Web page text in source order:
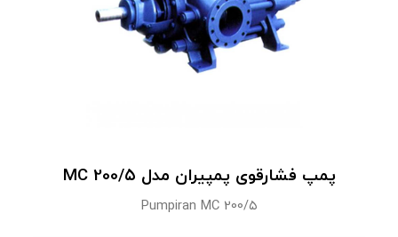
پمپ فشارقوی پمپیران مدل MC 200/۵
Pumpiran MC 200/۵